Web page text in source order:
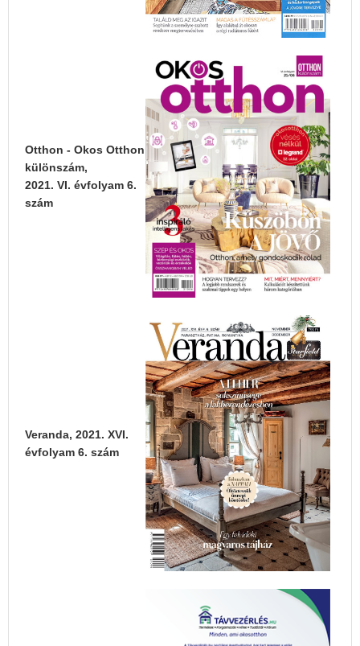
Otthon - Okos Otthon
különszám,
2021. VI. évfolyam 6.
szám
Veranda, 2021. XVI.
évfolyam 6. szám